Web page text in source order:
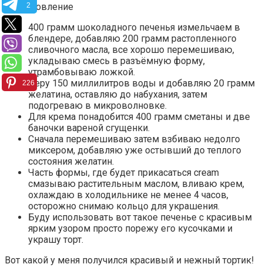
Приготовление
400 грамм шоколадного печенья измельчаем в
блендере, добавляю 200 грамм растопленного
сливочного масла, все хорошо перемешиваю,
укладываю смесь в разъёмную форму,
утрамбовываю ложкой.
Беру 150 миллилитров воды и добавляю 20 грамм
желатина, оставляю до набухания, затем
подогреваю в микроволновке.
Для крема понадобится 400 грамм сметаны и две
баночки вареной сгущенки.
Сначала перемешиваю затем взбиваю недолго
миксером, добавляю уже остывший до теплого
состояния желатин.
Часть формы, где будет прикасаться cream
смазываю растительным маслом, вливаю крем,
охлаждаю в холодильнике не менее 4 часов,
осторожно снимаю кольцо для украшения.
Буду использовать вот такое печенье с красивым
ярким узором просто порежу его кусочками и
украшу торт.
Вот какой у меня получился красивый и нежный тортик!
2
226